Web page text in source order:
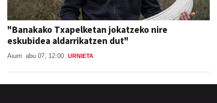
"Banakako Txapelketan jokatzeko nire
eskubidea aldarrikatzen dut"
Aiurri abu 07, 12:00 URNIETA